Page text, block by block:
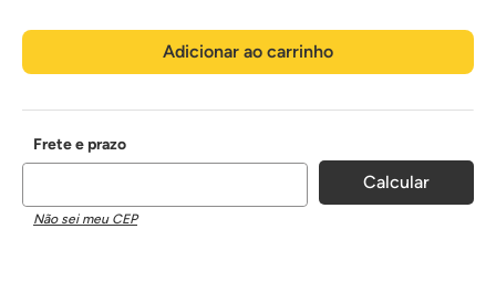
Adicionar ao carrinho
Não sei meu CEP